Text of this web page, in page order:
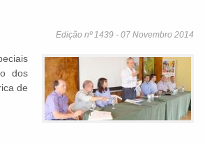
Edição nº 1439 - 07 Novembro 2014
dos
de